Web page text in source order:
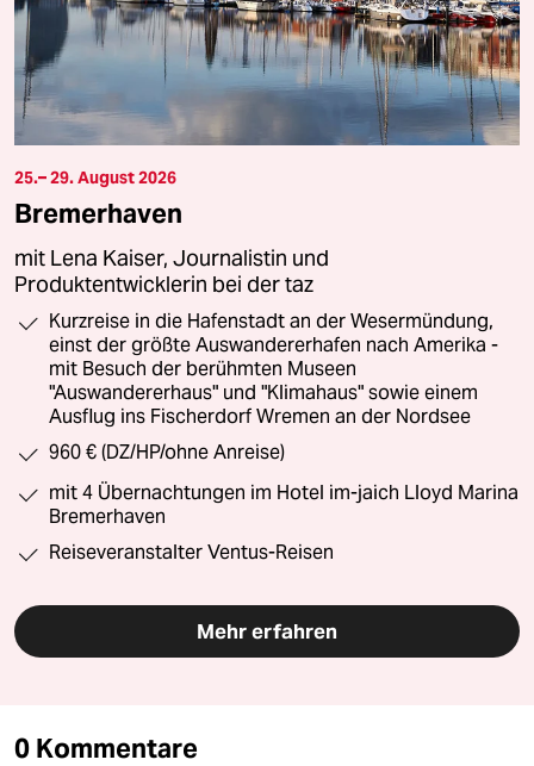
25.– 29. August 2026
Bremerhaven
mit Lena Kaiser, Journalistin und
Produktentwicklerin bei der taz
Kurzreise in die Hafenstadt an der Wesermündung,
einst der größte Auswandererhafen nach Amerika -
mit Besuch der berühmten Museen
"Auswandererhaus" und "Klimahaus" sowie einem
Ausflug ins Fischerdorf Wremen an der Nordsee
960 € (DZ/HP/ohne Anreise)
mit 4 Übernachtungen im Hotel im-jaich Lloyd Marina
Bremerhaven
Reiseveranstalter Ventus-Reisen
Mehr erfahren
0 Kommentare